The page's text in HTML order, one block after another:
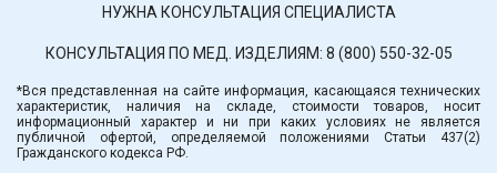
НУЖНА КОНСУЛЬТАЦИЯ СПЕЦИАЛИСТА
КОНСУЛЬТАЦИЯ ПО МЕД. ИЗДЕЛИЯМ: 8 (800) 550-32-05
*Вся представленная на сайте информация, касающаяся технических
характеристик, наличия на складе, стоимости товаров, носит
информационный характер и ни при каких условиях не является
публичной офертой, определяемой положениями Статьи 437(2)
Гражданского кодекса РФ.